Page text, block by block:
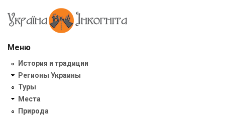
Меню
История и традиции
Регионы Украины
Туры
Места
Природа